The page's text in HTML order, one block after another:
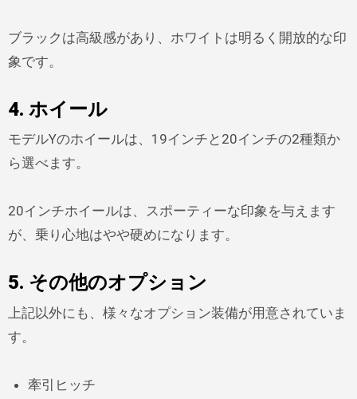
ブラックは高級感があり、ホワイトは明るく開放的な印
象です。
4. ホイール
モデルYのホイールは、19インチと20インチの2種類か
ら選べます。
20インチホイールは、スポーティーな印象を与えます
が、乗り心地はやや硬めになります。
5. その他のオプション
上記以外にも、様々なオプション装備が用意されていま
す。
牽引ヒッチ